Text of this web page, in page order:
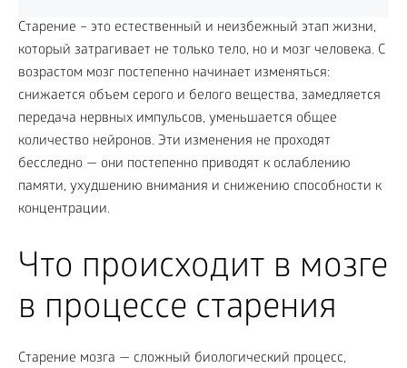
Старение – это естественный и неизбежный этап жизни,
который затрагивает не только тело, но и мозг человека. С
возрастом мозг постепенно начинает изменяться:
снижается объем серого и белого вещества, замедляется
передача нервных импульсов, уменьшается общее
количество нейронов. Эти изменения не проходят
бесследно — они постепенно приводят к ослаблению
памяти, ухудшению внимания и снижению способности к
концентрации.
Что происходит в мозге
в процессе старения
Старение мозга — сложный биологический процесс,